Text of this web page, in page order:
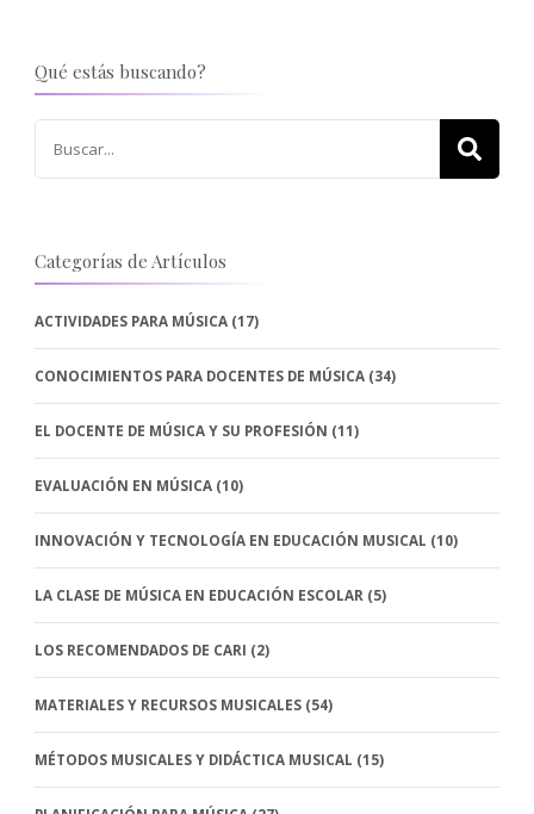
Qué estás buscando?
Categorías de Artículos
ACTIVIDADES PARA MÚSICA (17)
CONOCIMIENTOS PARA DOCENTES DE MÚSICA (34)
EL DOCENTE DE MÚSICA Y SU PROFESIÓN (11)
EVALUACIÓN EN MÚSICA (10)
INNOVACIÓN Y TECNOLOGÍA EN EDUCACIÓN MUSICAL (10)
LA CLASE DE MÚSICA EN EDUCACIÓN ESCOLAR (5)
LOS RECOMENDADOS DE CARI (2)
MATERIALES Y RECURSOS MUSICALES (54)
MÉTODOS MUSICALES Y DIDÁCTICA MUSICAL (15)